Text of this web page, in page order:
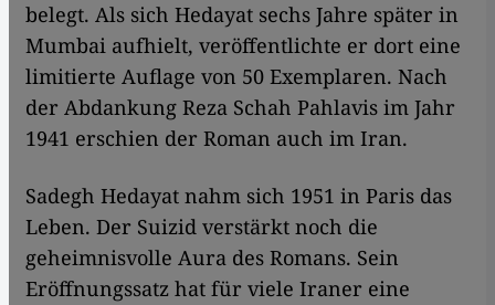
belegt. Als sich Hedayat sechs Jahre später in
Mumbai aufhielt, veröffentlichte er dort eine
limitierte Auflage von 50 Exemplaren. Nach
der Abdankung Reza Schah Pahlavis im Jahr
1941 erschien der Roman auch im Iran.
Sadegh Hedayat nahm sich 1951 in Paris das
Leben. Der Suizid verstärkt noch die
geheimnisvolle Aura des Romans. Sein
Eröffnungssatz hat für viele Iraner eine